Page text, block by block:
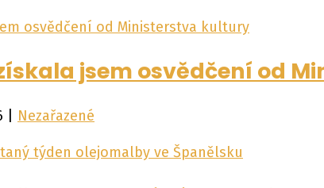
jsem osvědčení od
Nezařazené